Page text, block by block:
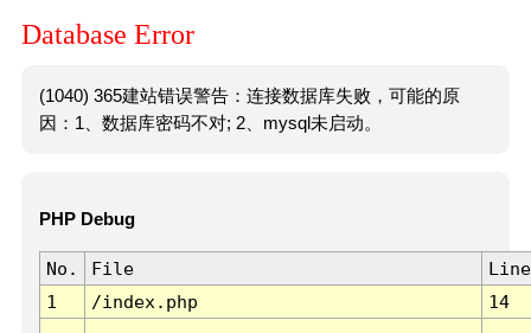
Database Error
(1040) 365建站错误警告：连接数据库失败，可能的原
因：1、数据库密码不对; 2、mysql未启动。
PHP Debug
No. File
Line
1
/index.php 14